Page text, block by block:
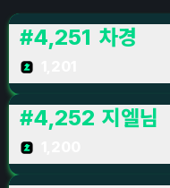
#4,251 차경
#4,252 지엘님